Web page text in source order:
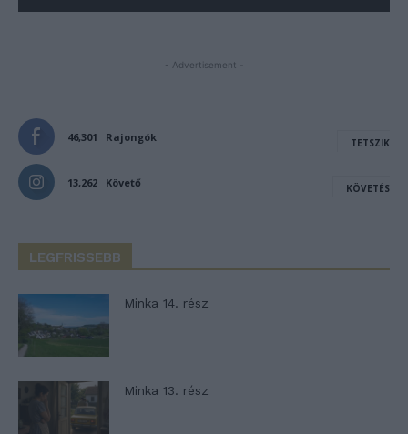
- Advertisement -
46,301 Rajongók TETSZIK
13,262 Követő KÖVETÉS
LEGFRISSEBB
Minka 14. rész
Minka 13. rész